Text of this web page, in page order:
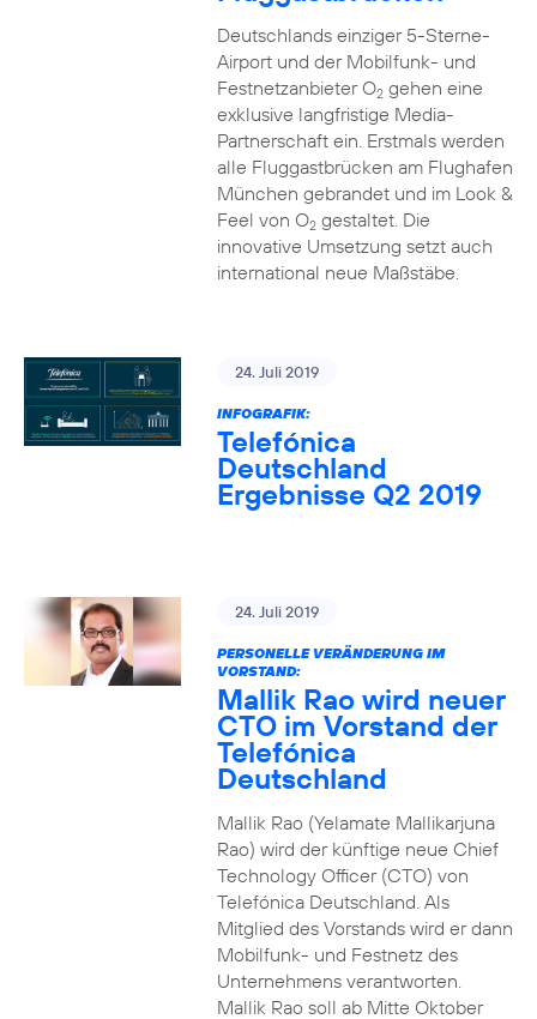
Deutschlands einziger 5-Sterne-
Airport und der Mobilfunk- und
Festnetzanbieter O2gehen eine
exklusive langfristige Media-
Partnerschaft ein. Erstmals werden
alle Fluggastbrücken am Flughafen
München gebrandet und im Look &
Feel von O2gestaltet. Die
innovative Umsetzung setzt auch
international neue Maßstäbe.
24. Juli 2019
INFOGRAFIK:
Telefónica
Deutschland
Ergebnisse Q2 2019
24. Juli 2019
PERSONELLE VERÄNDERUNG IM
VORSTAND:
Mallik Rao wird neuer
CTO im Vorstand der
Telefónica
Deutschland
Mallik Rao (Yelamate Mallikarjuna
Rao) wird der künftige neue Chief
Technology Officer (CTO) von
Telefónica Deutschland. Als
Mitglied des Vorstands wird er dann
Mobilfunk- und Festnetz des
Unternehmens verantworten.
Mallik Rao soll ab Mitte Oktober